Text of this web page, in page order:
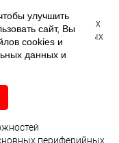
К1986ВЕ8Т
функциональных
и его основных
с помощью
а также
комплект для
предназначен для
периферийных
улучшить
сайт, Вы
cookies и
данных и